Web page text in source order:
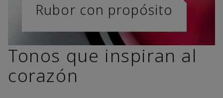
Rubor con propósito
Tonos que inspiran al
corazón